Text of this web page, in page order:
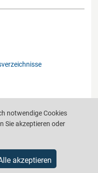
IS-ARGEBAU
Sitemap
notwendige Cookies
Sie akzeptieren oder
akzeptieren